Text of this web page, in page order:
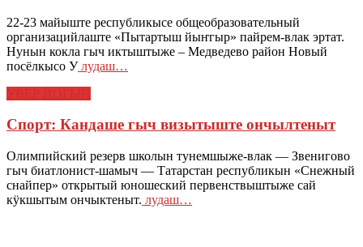
22-23 майыште республикысе общеобразовательный
организацийлаште «Пытартыш йыҥгыр» пайрем-влак эртат.
Нунын кокла гыч иктыштыже – Медведево район Новый
посёлкысо Улудаш…
Спорт: Кандаше гыч визытыште ончылтеныт
Олимпийский резерв школын тунемшыже-влак — Звенигово
гыч биатлонист-шамыч — Татарстан республикын «Снежный
снайпер» открытый юношеский первенствыштыже сай
кӱкшытым ончыктеныт. лудаш…